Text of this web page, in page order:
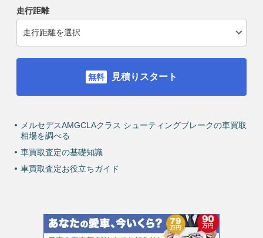
走行距離
見積りスタート
メルセデスAMGCLAクラス シューティングブレークの車買取
相場を調べる
車買取査定の基礎知識
車買取査定お役立ちガイド